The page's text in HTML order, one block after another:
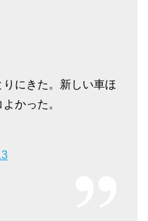
にきた。新しい車ほ
かった。